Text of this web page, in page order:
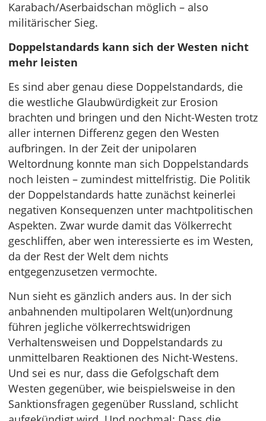
Karabach/Aserbaidschan möglich – also
militärischer Sieg.
Doppelstandards kann sich der Westen nicht
mehr leisten
Es sind aber genau diese Doppelstandards, die
die westliche Glaubwürdigkeit zur Erosion
brachten und bringen und den Nicht-Westen trotz
aller internen Differenz gegen den Westen
aufbringen. In der Zeit der unipolaren
Weltordnung konnte man sich Doppelstandards
noch leisten – zumindest mittelfristig. Die Politik
der Doppelstandards hatte zunächst keinerlei
negativen Konsequenzen unter machtpolitischen
Aspekten. Zwar wurde damit das Völkerrecht
geschliffen, aber wen interessierte es im Westen,
da der Rest der Welt dem nichts
entgegenzusetzen vermochte.
Nun sieht es gänzlich anders aus. In der sich
anbahnenden multipolaren Welt(un)ordnung
führen jegliche völkerrechtswidrigen
Verhaltensweisen und Doppelstandards zu
unmittelbaren Reaktionen des Nicht-Westens.
Und sei es nur, dass die Gefolgschaft dem
Westen gegenüber, wie beispielsweise in den
Sanktionsfragen gegenüber Russland, schlicht